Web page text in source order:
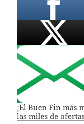
¡El Buen Fin más
las miles de